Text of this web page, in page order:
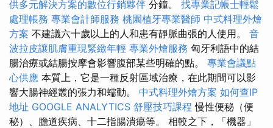
供多元解決方案的數位行銷夥伴 分鐘。 找專業記帳士輕鬆
處理帳務 專業會計師服務 桃園植牙專業醫師 中式料理外燴
方案 不建議六十歲以上的人和患有靜脈曲張的人使用。 音
波拉皮讓肌膚重現緊緻年輕 專業外燴服務 匈牙利語中的結
腸治療或結腸按摩會影響腹部某些明確的點。 專業會議點
心供應 本質上，它是一種反射區域治療，在此期間可以影
響大腸神經叢的張力和蠕動。 中式料理外燴方案 如何查IP
地址 GOOGLE ANALYTICS 舒壓技巧課程慢性便秘（便
秘）、膽道疾病、十二指腸潰瘍等。 相較之下，「機器」